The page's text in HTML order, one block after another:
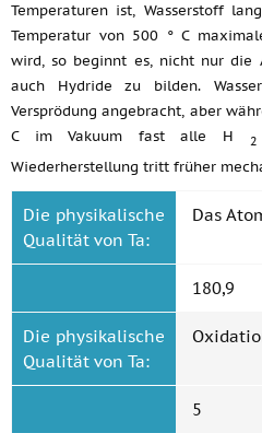
Temperaturen ist, Wasserstoff
Temperatur von 500 ° C
wird, so beginnt es, nicht nur die
auch Hydride zu bilden.
Versprödung angebracht, aber
C im Vakuum fast alle H
2
Wiederherstellung tritt früher
Die physikalische
Qualität von Ta:
Das
180,9
Die physikalische
Qualität von Ta:
5